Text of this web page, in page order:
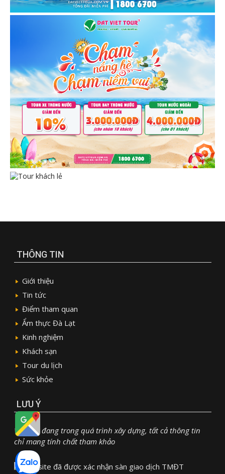
THÔNG TIN
Giới thiệu
Tin tức
Điểm tham quan
Ẩm thực Đà Lạt
Kinh nghiệm
Khách sạn
Tour du lịch
Sức khỏe
LƯU Ý
Website đang trong quá trình xây dựng, tất cả thông tin
chỉ mang tính chất tham khảo